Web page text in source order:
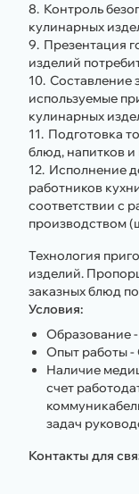
Контроль
кулинарных
Презентация
изделий
Составление
используемые
кулинарных
Подготовка
блюд, напитков
Исполнение
работников
соответствии с
производством
Технология
изделий.
заказных блюд
Условия:
Образование
Опыт работы -
Наличие
счет
задач
Контакты для